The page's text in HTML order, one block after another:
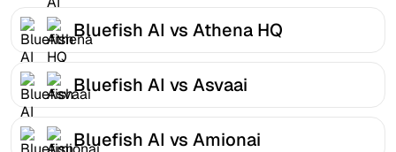
Bluefish AI vs Athena HQ
Bluefish AI vs Asvaai
Bluefish AI vs Amionai